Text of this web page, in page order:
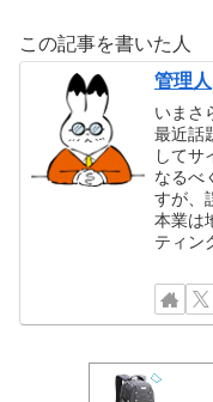
この記事を書いた人
管理人
いまさ
最近話
してサ
なるべ
すが、
本業は
ティン